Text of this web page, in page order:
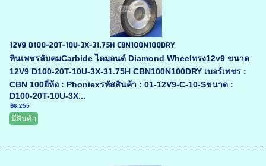
12V9 D100-20T-10U-3X-31.75H CBN100N100DRY
หินเพชรลับคมCarbide ไดมอนด์ Diamond Wheelทรง12v9 ขนาด
12V9 D100-20T-10U-3X-31.75H CBN100N100DRY เบอร์เพชร :
CBN 100ยี่ห้อ : Phoniexรหัสสินค้า : 01-12V9-C-10-Sขนาด :
D100-20T-10U-3X...
฿6,255
มีสินค้า